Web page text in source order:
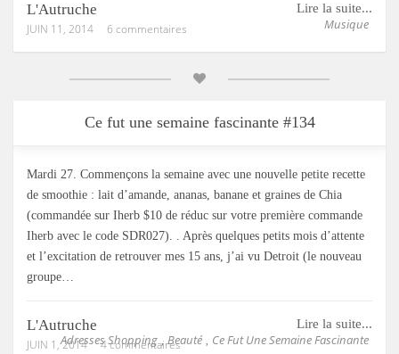
Lire la suite...
Musique
L'Autruche
JUIN 11, 2014 6 commentaires
Ce fut une semaine fascinante #134
Mardi 27. Commençons la semaine avec une nouvelle petite recette
de smoothie : lait d’amande, ananas, banane et graines de Chia
(commandée sur Iherb $10 de réduc sur votre première commande
Iherb avec le code SDR027). . Après quelques petits mois d’attente
et l’excitation de retrouver mes 15 ans, j’ai vu Detroit (le nouveau
groupe…
Lire la suite...
Adresses Shopping , Beauté Ce Fut Une Semaine Fascinante
L'Autruche
JUIN 1, 2014 4 commentaires